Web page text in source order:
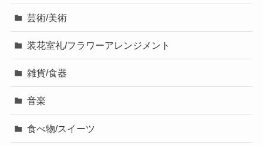
芸術/美術
装花室礼/フラワーアレンジメント
雑貨/食器
音楽
食べ物/スイーツ